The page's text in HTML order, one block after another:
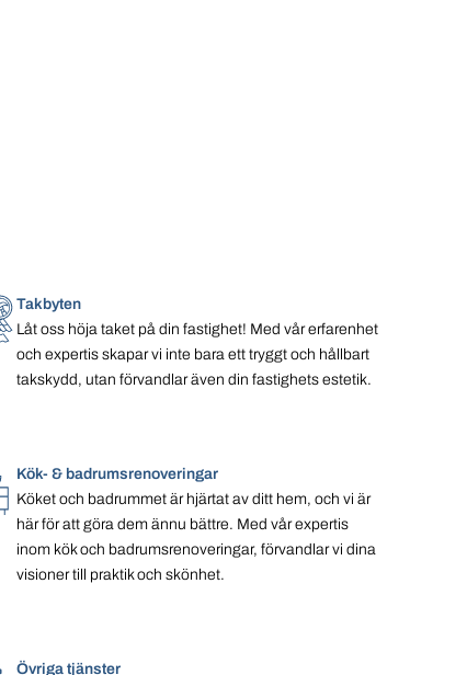
Takbyten
Låt oss höja taket på din fastighet! Med vår erfarenhet
och expertis skapar vi inte bara ett tryggt och hållbart
takskydd, utan förvandlar även din fastighets estetik.
Kök- & badrumsrenoveringar
Köket och badrummet är hjärtat av ditt hem, och vi är
här för att göra dem ännu bättre. Med vår expertis
inom kök och badrumsrenoveringar, förvandlar vi dina
visioner till praktik och skönhet.
Övriga tjänster